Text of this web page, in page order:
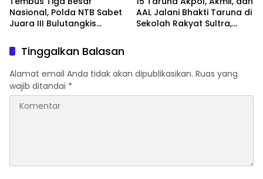
Nasional, Polda NTB Sabet
Juara III Bulutangkis
AAL Jalani Bhakti Taruna di
Sekolah Rakyat Sultra,
Tinggalkan Balasan
Alamat email Anda tidak akan dipublikasikan. Ruas yang
wajib ditandai *